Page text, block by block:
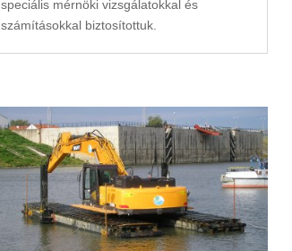
speciális mérnöki vizsgálatokkal és
számításokkal biztosítottuk.